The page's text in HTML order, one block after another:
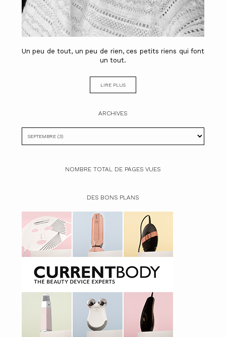
Un peu de tout, un peu de rien, ces petits riens qui font
un tout.
LIRE PLUS
ARCHIVES
NOMBRE TOTAL DE PAGES VUES
DES BONS PLANS